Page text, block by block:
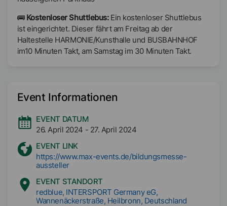
🚌 Kostenloser Shuttlebus:Ein kostenloser Shuttlebus
ist eingerichtet. Dieser fährt am Freitag ab der
Haltestelle HARMONIE/Kunsthalle und BUSBAHNHOF
im10 Minuten Takt, am Samstag im 30 Minuten Takt.
Event Informationen
EVENT DATUM
26. April 2024 - 27. April 2024
EVENT LINK
https://www.max-events.de/bildungsmesse-
aussteller
EVENT STANDORT
redblue, INTERSPORT Germany eG,
Wannenäckerstraße, Heilbronn, Deutschland